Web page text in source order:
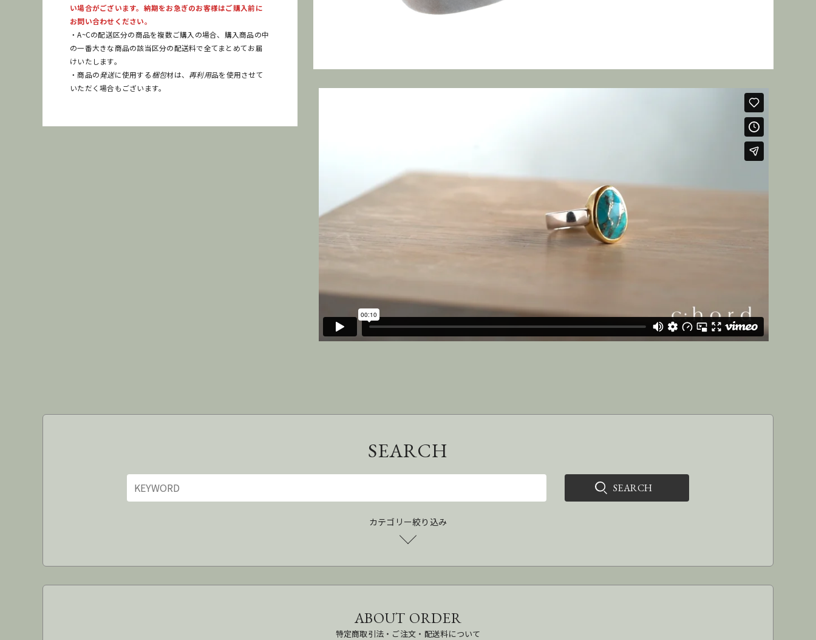
い場合がございます。納期をお急ぎのお客様はご購入前に
お問い合わせください。
・A~Cの配送区分の商品を複数ご購入の場合、購入商品の中
の一番大きな商品の該当区分の配送料で全てまとめてお届
けいたします。
・商品の発送に使用する梱包材は、 再利用品を使用させて
いただく場合もございます。
SEARCH
カテゴリー絞り込み
ABOUT ORDER
特定商取引法・ご注文・配送料について